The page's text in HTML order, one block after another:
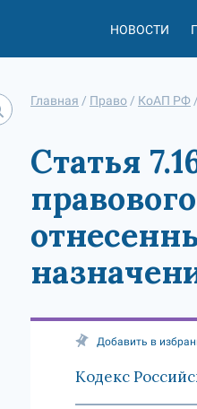
НОВОСТИ
Главная / Право / КоАП РФ /
Статья
Добавить в
Кодекс